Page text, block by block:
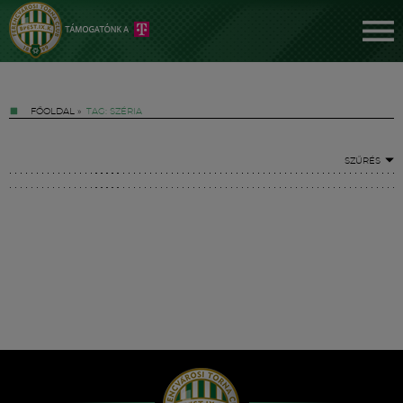
FŐOLDAL » TAG: SZÉRIA
SZŰRÉS
Hírek